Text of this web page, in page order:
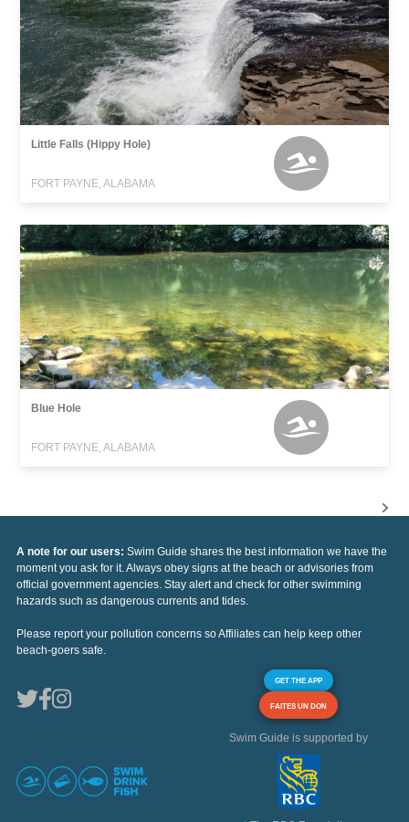
Little Falls (Hippy Hole)
FORT PAYNE, ALABAMA
Blue Hole
FORT PAYNE, ALABAMA
A note for our users: Swim Guide shares the best information we have the
moment you ask for it. Always obey signs at the beach or advisories from
official government agencies. Stay alert and check for other swimming
hazards such as dangerous currents and tides.
Please report your pollution concerns so Affiliates can help keep other
beach-goers safe.
GET THE APP
FAITES UN DON
Swim Guide is supported by